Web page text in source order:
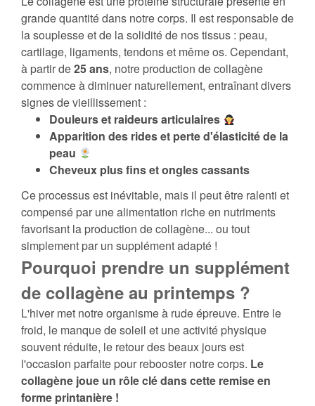
grande quantité dans notre corps. Il est responsable de
la souplesse et de la solidité de nos tissus : peau,
cartilage, ligaments, tendons et même os. Cependant,
à partir de25 ans, notre production de collagène
commence à diminuer naturellement, entraînant divers
signes de vieillissement :
Douleurs et raideurs articulaires
Apparition des rides et perte d'élasticité de la
peau
Cheveux plus fins et ongles cassants
Ce processus est inévitable, mais il peut être ralenti et
compensé par une alimentation riche en nutriments
favorisant la production de collagène... ou tout
simplement par un supplément adapté !
Pourquoi prendre un supplément
de collagène au printemps ?
L'hiver met notre organisme à rude épreuve. Entre le
froid, le manque de soleil et une activité physique
souvent réduite, le retour des beaux jours est
l'occasion parfaite pour rebooster notre corps. Le
collagène joue un rôle clé dans cette remise en
forme printanière !